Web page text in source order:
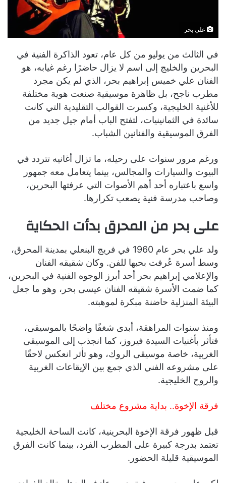
علي بحر
في الثالث من يوليو من كل عام، تعود الذاكرة الفنية في
البحرين والخليج إلى اسم لا يزال حاضرًا رغم غيابه، هو
الفنان علي خميس إبراهيم بحر، الذي لم يكن مجرد
مطرب ناجح، بل ظاهرة موسيقية صنعت هوية مختلفة
للأغنية الخليجية، وكسرت القوالب التقليدية التي كانت
سائدة في الثمانينيات، لتفتح الباب أمام جيل جديد من
الفرق الموسيقية والفنانين الشباب.
ورغم مرور سنوات على رحيله، ما تزال أغانيه تتردد في
البيوت والسيارات والمجالس، بينما يتعامل معه جمهور
واسع باعتباره أحد أهم الأصوات التي عرفتها البحرين،
وصاحب مدرسة فنية يصعب تكرارها.
على بحر من المحرق بدأت الحكاية
ولد علي بحر عام 1960 في فريج البنعلي بمدينة المحرق،
وسط أسرة عُرفت بحبها للفن. وكان شقيقه الفنان
والإعلامي إبراهيم بحر أحد أبرز الوجوه الفنية في البحرين،
كما ضمت الأسرة شقيقه الفنان عيسى بحر، وهو ما جعل
البيئة المنزلية حاضنة مبكرة لموهبته.
ومنذ سنوات المراهقة، أبدى شغفًا واضحًا بالموسيقى،
فتأثر بأغنيات السيدة فيروز، كما انجذب إلى الموسيقى
الغربية، خاصة موسيقى الروك، وهو تأثر انعكس لاحقًا
على مشروعه الفني الذي جمع بين الإيقاعات الغربية
والروح الخليجية.
فرقة الإخوة.. بداية مشروع مختلف
قبل ظهور فرقة الإخوة البحرينية، كانت الساحة الخليجية
تعتمد بدرجة كبيرة على المطرب الفرد، بينما كانت الفرق
الموسيقية قليلة الحضور.